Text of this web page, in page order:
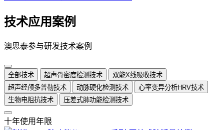
技术应用案例
澳思泰参与研发技术案例
全部技术 超声骨密度检测技术
双能X线吸收技术
超声经颅多普勒技术
动脉硬化检测技术
心率变异分析HRV技术
生物电阻抗技术
压差式肺功能检测技术
十年使用年限